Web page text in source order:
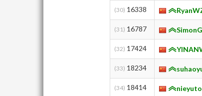
(30) 16338
(31) 16787
(32) 17424
(33) 18234
(34) 18414